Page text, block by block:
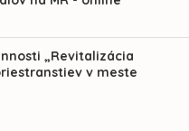
„Revitalizácia
v meste